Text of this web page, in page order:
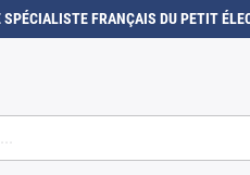
SPÉCIALISTE FRANÇAIS DU PETIT